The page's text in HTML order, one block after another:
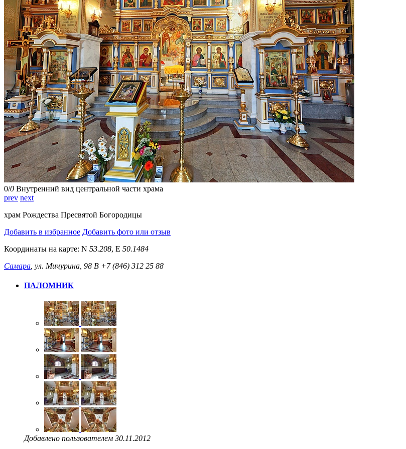
0/0 Внутренний вид центральной части храма
prev next
храм Рождества Пресвятой Богородицы
Добавить в избранное Добавить фото или отзыв
Координаты на карте: N 53.208, E 50.1484
Самара , ул. Мичурина, 98 В +7 (846) 312 25 88
ПАЛОМНИК
Добавлено пользователем 30.11.2012